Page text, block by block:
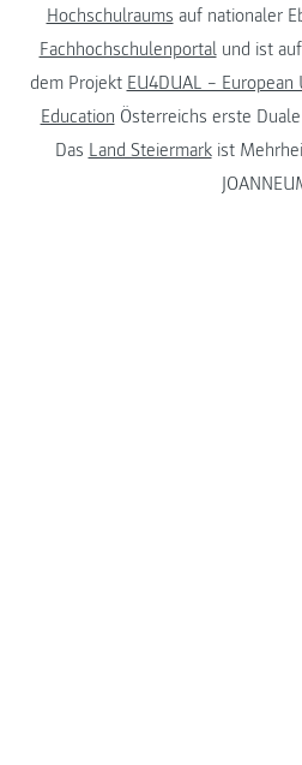
Hochschulraums auf nationaler
Fachhochschulenportalund ist
dem Projekt EU4DUAL –
Education Österreichs erste
Das Land Steiermarkist